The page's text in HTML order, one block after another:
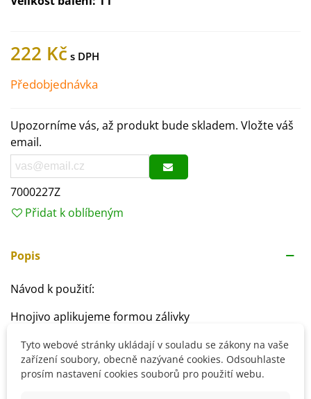
222 Kč
Předobjednávka
Upozorníme vás, až produkt bude skladem. Vložte váš
email.
7000227Z
Přidat k oblíbeným
Popis
Návod k použití:
Hnojivo aplikujeme formou zálivky
Na litr zálivky potřebujeme 1 - 2,5 ml přípravku
Přesné dávkování naleznete na obalu výrobku
Tyto webové stránky ukládají v souladu se zákony na vaše
zařízení soubory, obecně nazývané cookies. Odsouhlaste
prosím nastavení cookies souborů pro použití webu.